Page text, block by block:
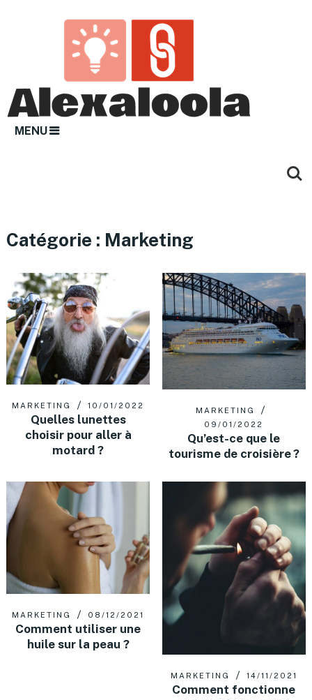
MENU
Catégorie : Marketing
MARKETING 10/01/2022
Quelles lunettes
choisir pour aller à
motard ?
MARKETING
09/01/2022
Qu’est-ce que le
tourisme de croisière ?
MARKETING 08/12/2021
Comment utiliser une
huile sur la peau ?
MARKETING 14/11/2021
Comment fonctionne